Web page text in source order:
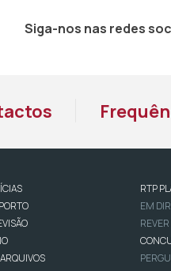
Siga-nos nas redes
RTP
EM